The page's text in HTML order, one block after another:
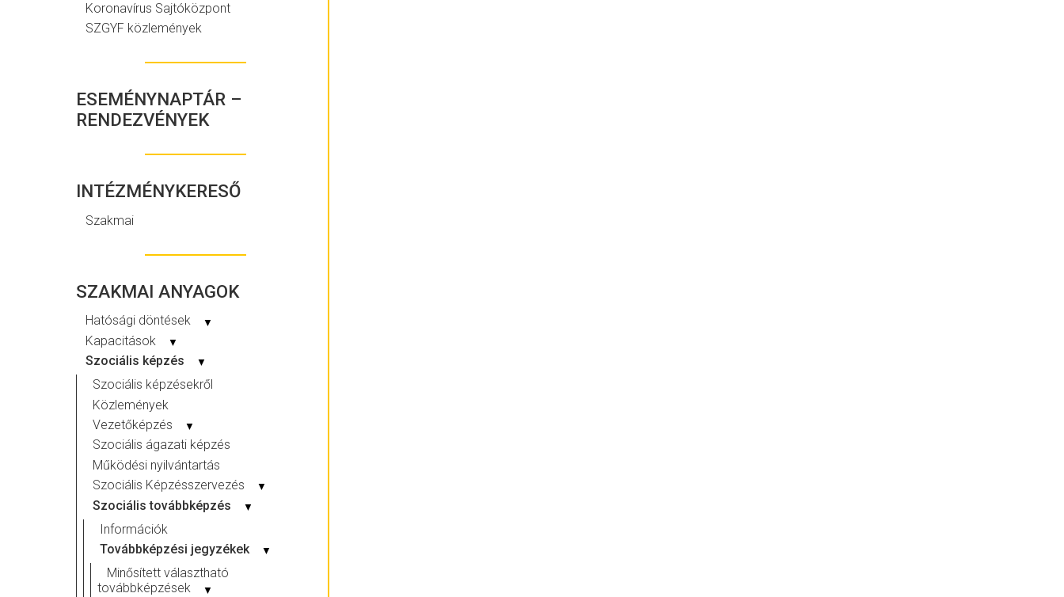
Koronavírus Sajtóközpont
SZGYF közlemények
ESEMÉNYNAPTÁR –
RENDEZVÉNYEK
INTÉZMÉNYKERESŐ
Szakmai
SZAKMAI ANYAGOK
Hatósági döntések ▼
Kapacitások ▼
Szociális képzés ▼
Szociális képzésekről
Közlemények
Vezetőképzés
▼
Szociális ágazati képzés
Működési nyilvántartás
Szociális Képzésszervezés
▼
Szociális továbbképzés ▼
Információk
Továbbképzési jegyzékek
▼
Minősített választható
továbbképzések
▼